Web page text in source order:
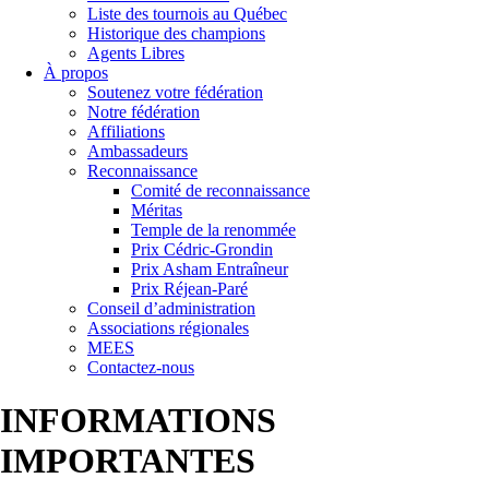
Liste des tournois au Québec
Historique des champions
Agents Libres
À propos
Soutenez votre fédération
Notre fédération
Affiliations
Ambassadeurs
Reconnaissance
Comité de reconnaissance
Méritas
Temple de la renommée
Prix Cédric-Grondin
Prix Asham Entraîneur
Prix Réjean-Paré
Conseil d’administration
Associations régionales
MEES
Contactez-nous
INFORMATIONS
IMPORTANTES